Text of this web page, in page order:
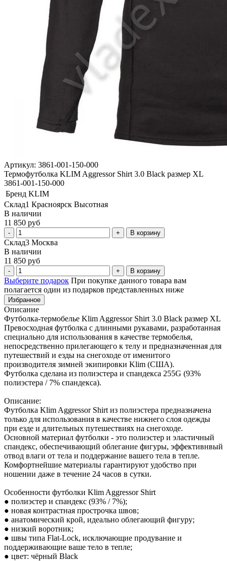
Артикул: 3861-001-150-000
Термофутболка KLIM Aggressor Shirt 3.0 Black размер XL
3861-001-150-000
Бренд KLIM
Склад1 Красноярск Высотная
В наличии
11 850 руб
В корзину
Склад3 Москва
В наличии
11 850 руб
В корзину
Выберите подарок При покупке данного товара вам
полагается один из подарков представленных ниже
Избранное
Описание
Футболка-термобелье Klim Aggressor Shirt 3.0 Black размер XL
Превосходная футболка с длинными рукавами, разработанная
специально для использования в качестве термобелья,
непосредственно прилегающего к телу и предназначенная для
путешествий и езды на снегоходе от именитого
производителя зимней экипировки Klim (США).
Футболка сделана из полиэстера и спандекса 255G (93%
полиэстера / 7% спандекса).
Описание:
Футболка Klim Aggressor Shirt из полиэстера предназначена
только для использования в качестве нижнего слоя одежды
при езде и длительных путешествиях на снегоходе.
Основной материал футболки - это полиэстер и эластичный
спандекс, обеспечивающий облегание фигуры, эффективнвый
отвод влаги от тела и поддержание вашего тела в тепле.
Комфортнейшие материалы гарантируют удобство при
ношении даже в течение 24 часов в сутки.
Особенности футболки Klim Aggressor Shirt
● полиэстер и спандекс (93% / 7%);
● новая контрастная прострочка швов;
● анатомический крой, идеально облегающий фигуру;
● низкий воротник;
● швы типа Flat-Lock, исключающие продувание и
поддерживающие ваше тело в тепле;
● цвет: чёрный Black